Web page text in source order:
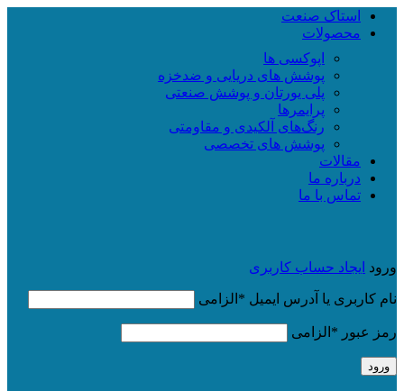
استاک صنعت
محصولات
اپوکسی ها
پوشش های دریایی و ضدخزه
پلی یورتان و پوشش صنعتی
پرایمرها
رنگ‌های آلکیدی و مقاومتی
پوشش های تخصصی
مقالات
درباره ما
تماس با ما
ورود ایجاد حساب کاربری
نام کاربری یا آدرس ایمیل * الزامی
رمز عبور * الزامی
ورود